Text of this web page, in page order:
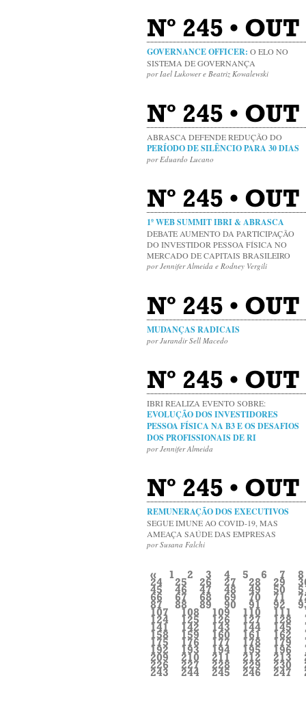
Nº 245 •
GOVERNANCE OFFICER: O ELO NO
SISTEMA DE GOVERNANÇA
por Iael Lukower e Beatriz Kowalewski
Nº 245 •
ABRASCA DEFENDE REDUÇÃO DO
PERÍODO DE SILÊNCIO PARA 30 DIAS
por Eduardo Lucano
Nº 245 •
1º WEB SUMMIT IBRI & ABRASCA
DEBATE AUMENTO DA PARTICIPAÇÃO
DO INVESTIDOR PESSOA FÍSICA NO
MERCADO DE CAPITAIS BRASILEIRO
por Jennifer Almeida e Rodney Vergili
Nº 245 •
MUDANÇAS RADICAIS
por Jurandir Sell Macedo
Nº 245 •
IBRI REALIZA EVENTO SOBRE:
EVOLUÇÃO DOS INVESTIDORES
PESSOA FÍSICA NA B3 E OS DESAFIOS
DOS PROFISSIONAIS DE RI
por Jennifer Almeida
Nº 245 •
REMUNERAÇÃO DOS EXECUTIVOS
SEGUE IMUNE AO COVID-19, MAS
AMEAÇA SAÚDE DAS EMPRESAS
por Susana Falchi
« 1 2 3 4 5 6 7 8
24 25 26 27 28 29
45 46 47 48 49 50
66 67 68 69 70 71
87 88 89 90 91 92
107 108 109 110 111
124 125 126 127 128
141 142 143 144 145
158 159 160 161 162
175 176 177 178 179
192 193 194 195 196
209 210 211 212 213
226 227 228 229 230
243 244 245 246 247